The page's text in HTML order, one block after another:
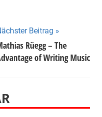
Beitrag
Rüegg – The
of Writing Music